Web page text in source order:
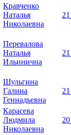
Кравченко
Наталья
Николаевна
Перевалова
Наталья
Ильинична
Шульгина
Галина
Геннадьевна
Карасева
Людмила
Николаевна